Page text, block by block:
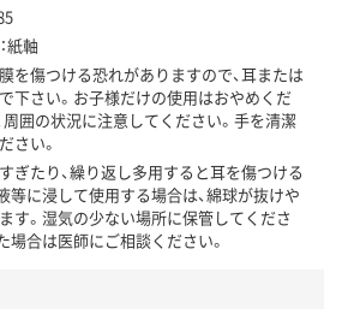
紙軸
を傷つける恐れがありますので、耳または
下さい。お子様だけの使用はおやめくだ
周囲の状況に注意してください。手を清潔
さい。
ぎたり、繰り返し多用すると耳を傷つける
等に浸して使用する場合は、綿球が抜けや
す。湿気の少ない場所に保管してくださ
場合は医師にご相談ください。